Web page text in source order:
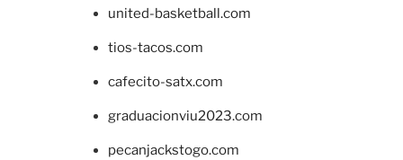
united-basketball.com
tios-tacos.com
cafecito-satx.com
graduacionviu2023.com
pecanjackstogo.com